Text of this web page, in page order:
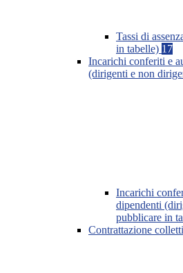
Tassi di
in tabelle) 17
Incarichi conferiti e
(dirigenti e non
Incarichi
dipendenti
pubblicare in
Contrattazione